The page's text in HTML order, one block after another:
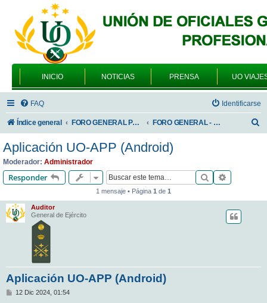
INICIO NOTICIAS PRENSA UO
FAQ Identificarse
Índice general FORO GENERAL PARA TODOS LOS USUARIOS FORO GENERAL - VARIEDADES
r
Aplicación UO-APP (Android)
Moderador: Administrador
Responder Buscar
1 mensaje • Página 1 de 1
Auditor
General de Ejército
Aplicación UO-APP (Android)
M12 Dic 2024, 01:54